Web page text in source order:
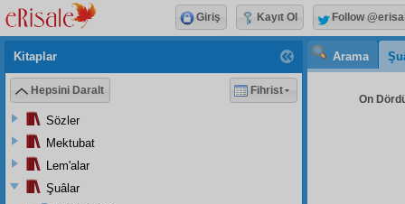
Arama
On
Kitaplar
Hepsini Daralt Fihrist
Sözler
Mektubat
Lem'alar
Şuâlar
Giriş Kayıt Ol Follow